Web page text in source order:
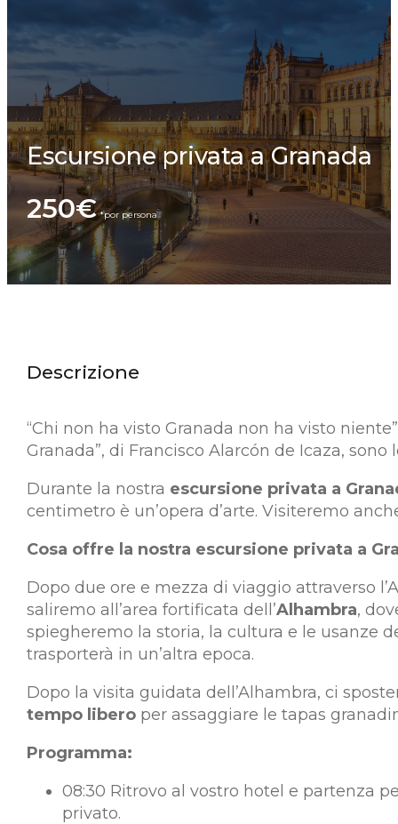
Escursione privata a Granada
250€
Descrizione
“Chi non ha visto Granada non ha visto
Granada”, di Francisco Alarcón de Icaza,
Durante la nostra escursione privata a
centimetro è un’opera d’arte. Visiteremo
Cosa offre la nostra escursione privata a
Dopo due ore e mezza di viaggio attraverso
saliremo all’area fortificata dell’Alhambra,
spiegheremo la storia, la cultura e le usanze
trasporterà in un’altra epoca.
Dopo la visita guidata dell’Alhambra, ci
tempo liberoper assaggiare le tapas
Programma:
08:30 Ritrovo al vostro hotel e partenza
privato.